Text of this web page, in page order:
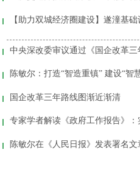
中央深改委审议通过《国企改革三
陈敏尔：打造“智造重镇” 建设“智
国企改革三年路线图渐近渐清
专家学者解读《政府工作报告》
陈敏尔在《人民日报》发表署名